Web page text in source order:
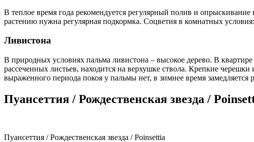
В теплое время года рекомендуется регулярный полив и
растению нужна регулярная подкормка. Соцветия в комнатных
Ливистона
В природных условиях пальма ливистона – высокое дерево. В
рассеченных листьев, находится на верхушке ствола. Крепкие
выраженного периода покоя у пальмы нет, в зимнее время замедляется
Пуансеттия / Рождественская звезда /
Пуансеттия / Рождественская звезда / Poinsettia